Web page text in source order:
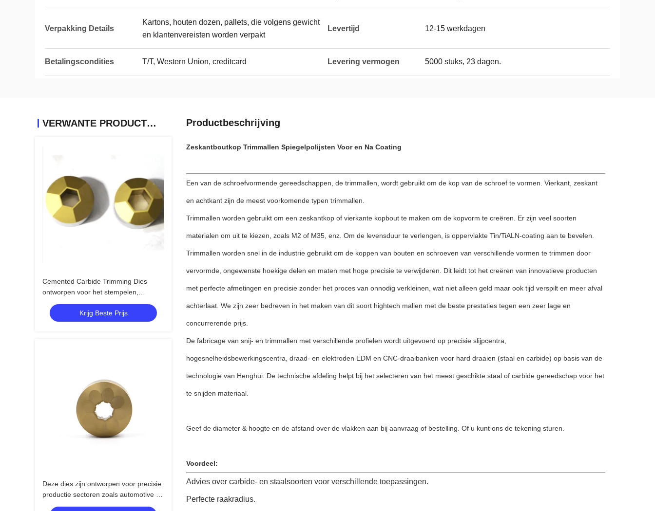
Verpakking Details
Kartons, houten dozen, pallets, die volgens gewicht
en klantenvereisten worden verpakt
Levertijd 12-15 werkdagen
Betalingscondities T/T, Western Union, creditcard Levering vermogen 5000 stuks, 23 dagen.
VERWANTE PRODUCTEN
Cemented Carbide Trimming Dies
ontworpen voor het stempelen,
smeden, gieten, toepassingen,
uitgebreid gebruikt in
precisiemetalenverwerkende sectoren
Krijg Beste Prijs
Deze dies zijn ontworpen voor precisie
productie sectoren zoals automotive en
3C elektronica deze dies leveren hoge
Productbeschrijving
Zeskantboutkop Trimmallen Spiegelpolijsten Voor en Na Coating
Een van de schroefvormende gereedschappen, de trimmallen, wordt gebruikt om de kop van de schroef te vormen. Vierkant, zeskant
en achtkant zijn de meest voorkomende typen trimmallen.
Trimmallen worden gebruikt om een zeskantkop of vierkante kopbout te maken om de kopvorm te creëren. Er zijn veel soorten
materialen om uit te kiezen, zoals M2 of M35, enz. Om de levensduur te verlengen, is oppervlakte Tin/TiALN-coating aan te bevelen.
Trimmallen worden snel in de industrie gebruikt om de koppen van bouten en schroeven van verschillende vormen te trimmen door
vervormde, ongewenste hoekige delen en maten met hoge precisie te verwijderen. Dit leidt tot het creëren van innovatieve producten
met perfecte afmetingen en precisie zonder het proces van onnodig verkleinen, wat niet alleen geld maar ook tijd verspilt en meer afval
achterlaat. We zijn zeer bedreven in het maken van dit soort hightech mallen met de beste prestaties tegen een zeer lage en
concurrerende prijs.
De fabricage van snij- en trimmallen met verschillende profielen wordt uitgevoerd op precisie slijpcentra,
hogesnelheidsbewerkingscentra, draad- en elektroden EDM en CNC-draaibanken voor hard draaien (staal en carbide) op basis van de
technologie van Henghui. De technische afdeling helpt bij het selecteren van het meest geschikte staal of carbide gereedschap voor het
te snijden materiaal.
Geef de diameter & hoogte en de afstand over de vlakken aan bij aanvraag of bestelling. Of u kunt ons de tekening sturen.
Voordeel:
Advies over carbide- en staalsoorten voor verschillende toepassingen.
Perfecte raakradius.